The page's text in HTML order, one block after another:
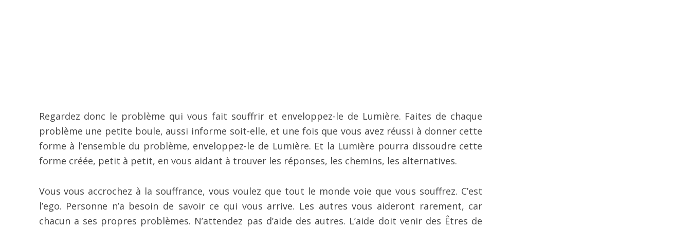
Regardez donc le problème qui vous fait souffrir et enveloppez-le de Lumière. Faites de chaque
problème une petite boule, aussi informe soit-elle, et une fois que vous avez réussi à donner cette
forme à l’ensemble du problème, enveloppez-le de Lumière. Et la Lumière pourra dissoudre cette
forme créée, petit à petit, en vous aidant à trouver les réponses, les chemins, les alternatives.
Vous vous accrochez à la souffrance, vous voulez que tout le monde voie que vous souffrez. C’est
l’ego. Personne n’a besoin de savoir ce qui vous arrive. Les autres vous aideront rarement, car
chacun a ses propres problèmes. N’attendez pas d’aide des autres. L’aide doit venir des Êtres de